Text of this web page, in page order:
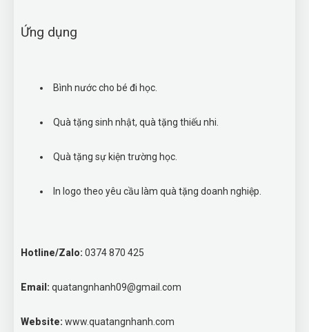
Ứng dụng
Bình nước cho bé đi học.
Quà tặng sinh nhật, quà tặng thiếu nhi.
Quà tặng sự kiện trường học.
In logo theo yêu cầu làm quà tặng doanh nghiệp.
Hotline/Zalo: 0374 870 425
Email: quatangnhanh09@gmail.com
Website: www.quatangnhanh.com